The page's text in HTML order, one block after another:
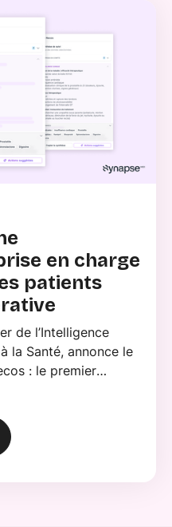
en charge
patients
de l’Intelligence
la Santé, annonce le
: le premier
un tiers des
en France